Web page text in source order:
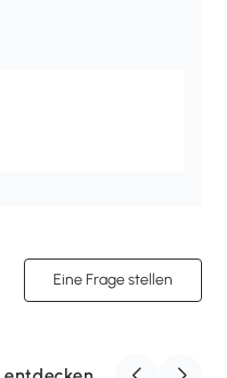
Eine Frage stellen